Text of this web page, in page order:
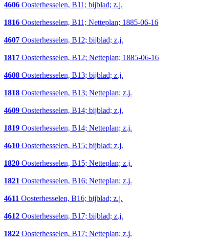
4606 Oosterhesselen, B11; bijblad; z.j.
1816 Oosterhesselen, B11; Netteplan; 1885-06-16
4607 Oosterhesselen, B12; bijblad; z.j.
1817 Oosterhesselen, B12; Netteplan; 1885-06-16
4608 Oosterhesselen, B13; bijblad; z.j.
1818 Oosterhesselen, B13; Netteplan; z.j.
4609 Oosterhesselen, B14; bijblad; z.j.
1819 Oosterhesselen, B14; Netteplan; z.j.
4610 Oosterhesselen, B15; bijblad; z.j.
1820 Oosterhesselen, B15; Netteplan; z.j.
1821 Oosterhesselen, B16; Netteplan; z.j.
4611 Oosterhesselen, B16; bijblad; z.j.
4612 Oosterhesselen, B17; bijblad; z.j.
1822 Oosterhesselen, B17; Netteplan; z.j.